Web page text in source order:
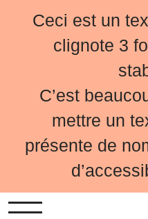
Ceci est un
clignote 3
C’est
mettre un
présente de